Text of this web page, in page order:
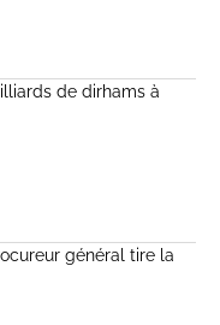
de dirhams à
général tire la